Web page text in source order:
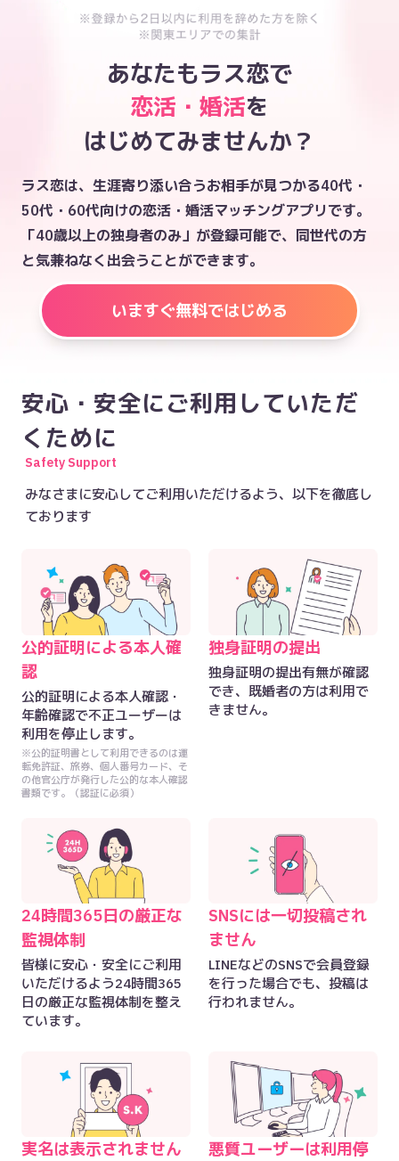
あなたもラス恋で
恋活・婚活を
はじめてみませんか？
ラス恋は、生涯寄り添い合うお相手が見つかる40代・
50代・60代向けの恋活・婚活マッチングアプリです。
「40歳以上の独身者のみ」が登録可能で、同世代の方
と気兼ねなく出会うことができます。
いますぐ無料ではじめる
安心・安全にご利用していただ
くために
Safety Support
みなさまに安心してご利用いただけるよう、以下を徹底し
ております
公的証明による本人確
認
公的証明による本人確認・
年齢確認で不正ユーザーは
利用を停止します。
※公的証明書として利用できるのは運
転免許証、旅券、個人番号カード、そ
の他官公庁が発行した公的な本人確認
書類です。（認証に必須）
独身証明の提出
独身証明の提出有無が確認
でき、既婚者の方は利用で
きません。
24時間365日の厳正な
監視体制
皆様に安心・安全にご利用
いただけるよう24時間365
日の厳正な監視体制を整え
ています。
SNSには一切投稿され
ません
LINEなどのSNSで会員登録
を行った場合でも、投稿は
行われません。
実名は表示されません
悪質ユーザーは利用停